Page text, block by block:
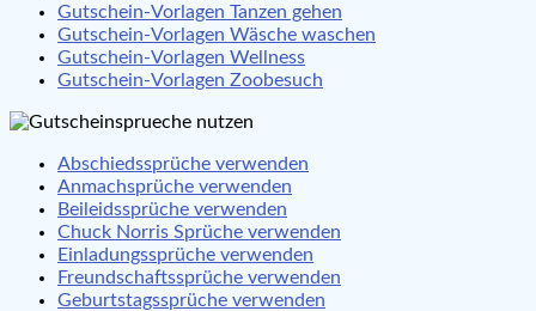
Gutschein-Vorlagen Tanzen gehen
Gutschein-Vorlagen Wäsche waschen
Gutschein-Vorlagen Wellness
Gutschein-Vorlagen Zoobesuch
Abschiedssprüche verwenden
Anmachsprüche verwenden
Beileidssprüche verwenden
Chuck Norris Sprüche verwenden
Einladungssprüche verwenden
Freundschaftssprüche verwenden
Geburtstagssprüche verwenden